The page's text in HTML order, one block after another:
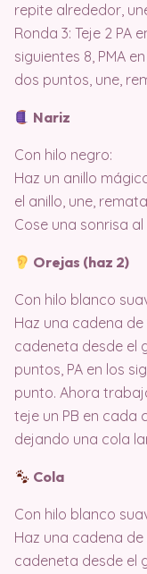
repite alrededor,
Ronda 3: Teje 2 PA
siguientes 8, PMA
dos puntos, une,
Nariz
Con hilo negro:
Haz un anillo
el anillo, une,
Cose una sonrisa
Orejas (haz 2)
Con hilo blanco
Haz una cadena de
cadeneta desde el
puntos, PA en los
punto. Ahora
teje un PB en cada
dejando una cola
Cola
Con hilo blanco
Haz una cadena de
cadeneta desde el